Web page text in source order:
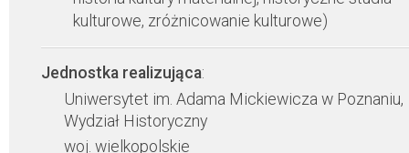
kulturowe, zróżnicowanie kulturowe)
Jednostka realizująca:
Uniwersytet im. Adama Mickiewicza w Poznaniu,
Wydział Historyczny
woj. wielkopolskie